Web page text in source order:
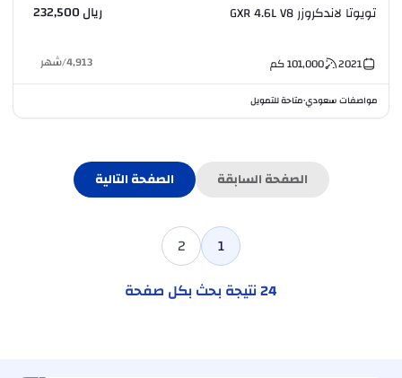
تويوتا لاندكروزر GXR 4.6L V8 ريال 232,500
2021
101,000كم 4,913
/شهر
مواصفات سعودي•متاحة للتمويل
الصفحة السابقة الصفحة التالية
1
2
24نتيجة بحث بكل صفحة